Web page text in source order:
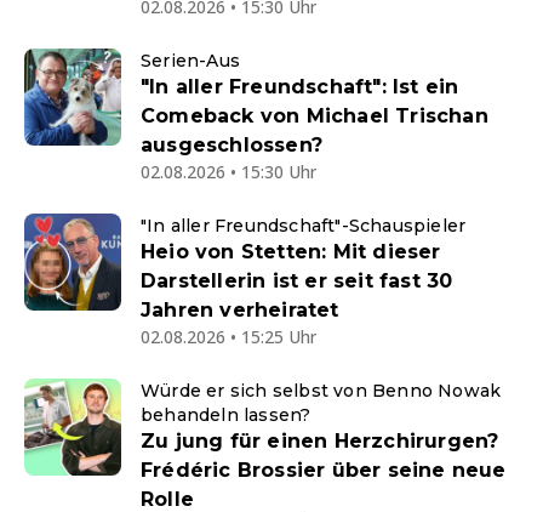
02.08.2026 • 15:30 Uhr
Serien-Aus
"In aller Freundschaft": Ist ein
Comeback von Michael Trischan
ausgeschlossen?
02.08.2026 • 15:30 Uhr
"In aller Freundschaft"-Schauspieler
Heio von Stetten: Mit dieser
Darstellerin ist er seit fast 30
Jahren verheiratet
02.08.2026 • 15:25 Uhr
Würde er sich selbst von Benno Nowak
behandeln lassen?
Zu jung für einen Herzchirurgen?
Frédéric Brossier über seine neue
Rolle